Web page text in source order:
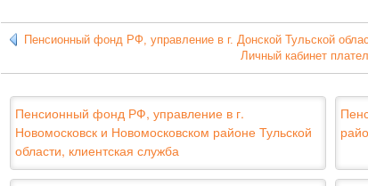
Пенсионный фонд РФ, управление в г. Донской Тульской
Личный кабинет
Пенсионный фонд РФ, управление в г.
Новомосковск и Новомосковском районе Тульской
области, клиентская служба